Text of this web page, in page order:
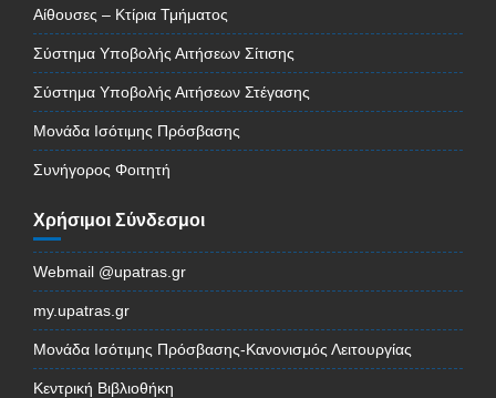
Αίθουσες – Κτίρια Τμήματος
Σύστημα Υποβολής Αιτήσεων Σίτισης
Σύστημα Υποβολής Αιτήσεων Στέγασης
Μονάδα Ισότιμης Πρόσβασης
Συνήγορος Φοιτητή
Χρήσιμοι Σύνδεσμοι
Webmail @upatras.gr
my.upatras.gr
Μονάδα Ισότιμης Πρόσβασης-Κανονισμός Λειτουργίας
Κεντρική Βιβλιοθήκη